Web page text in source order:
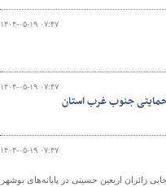
۱۴۰۴-۰۵-۱۹ ۰۷:۴۷
۱۴۰۴-۰۵-۱۹ ۰۷:۴۷
حمایتی جنوب غرب استان
۱۴۰۴-۰۵-۱۹ ۰۷:۴۷
گفت: ۲۰۰ دستگاه اتوبوس برای جابجایی زائران اربعین حسینی در پایانه‌های بوشهر